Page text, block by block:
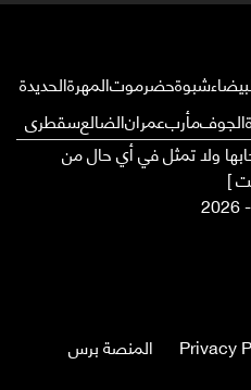
شبوةحضرموتالمهرةالحديدة
الجوفمأربعمرانالضالعسقطرى
ولا تمثل في أي حال من
]
المنصة برس